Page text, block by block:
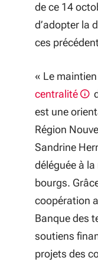
de ce 14
d’adopter la
ces
« Le
centralité
est une
Région
Sandrine
déléguée à la
bourgs.
coopération
Banque des
soutiens
projets des